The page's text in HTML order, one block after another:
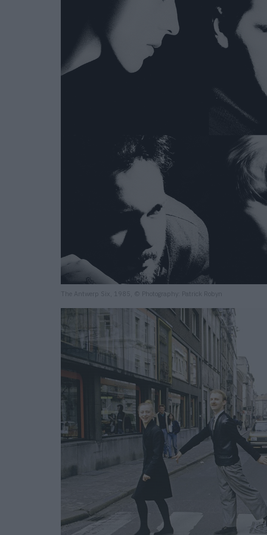
The Antwerp Six, 1985, © Photography: Patrick Robyn